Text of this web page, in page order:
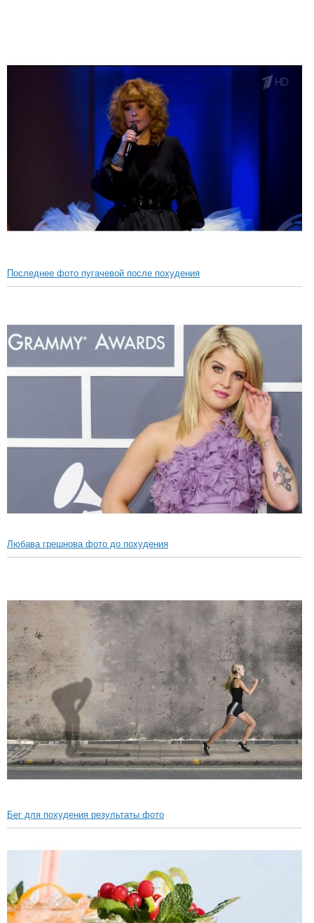
Последнее фото пугачевой после похудения
Любава грешнова фото до похудения
Бег для похудения результаты фото